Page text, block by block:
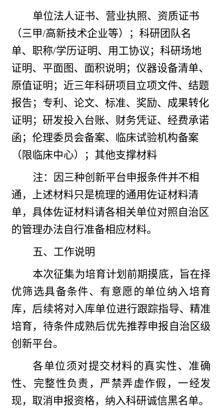
单位法人证书、营业执照、资质证书
（三甲/高新技术企业等）；科研团队名
单、职称/学历证明、用工协议；科研场地
证明、平面图、面积说明；仪器设备清单、
原值证明；近三年科研项目立项文件、结题
报告；专利、论文、标准、奖励、成果转化
证明；研发投入台账、财务凭证、经费承诺
函；伦理委员会备案、临床试验机构备案
（限临床中心）；其他支撑材料
注：因三种创新平台申报条件并不相
通，上述材料只是梳理的通用佐证材料清
单，具体佐证材料请各相关单位对照自治区
的管理办法自行准备相应材料。
五、工作说明
本次征集为培育计划前期摸底，旨在择
优筛选具备条件、有意愿的单位纳入培育
库，后续将对入库单位进行跟踪指导、精准
培育，待条件成熟后优先推荐申报自治区级
创新平台。
各单位须对提交材料的真实性、准确
性、完整性负责，严禁弄虚作假，一经发
现，取消申报资格，纳入科研诚信黑名单。